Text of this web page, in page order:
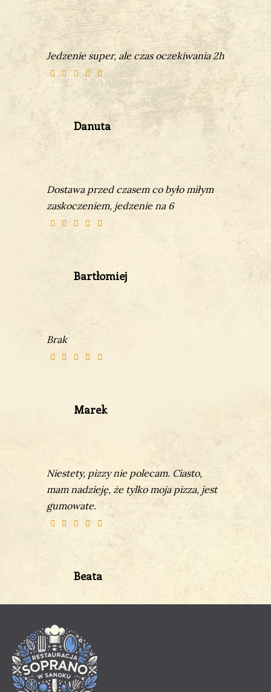
Jedzenie super, ale czas oczekiwania 2h
Danuta
Dostawa przed czasem co było miłym
zaskoczeniem, jedzenie na 6
Bartłomiej
Brak
Marek
Niestety, pizzy nie polecam. Ciasto,
mam nadzieję, że tylko moja pizza, jest
gumowate.
Beata